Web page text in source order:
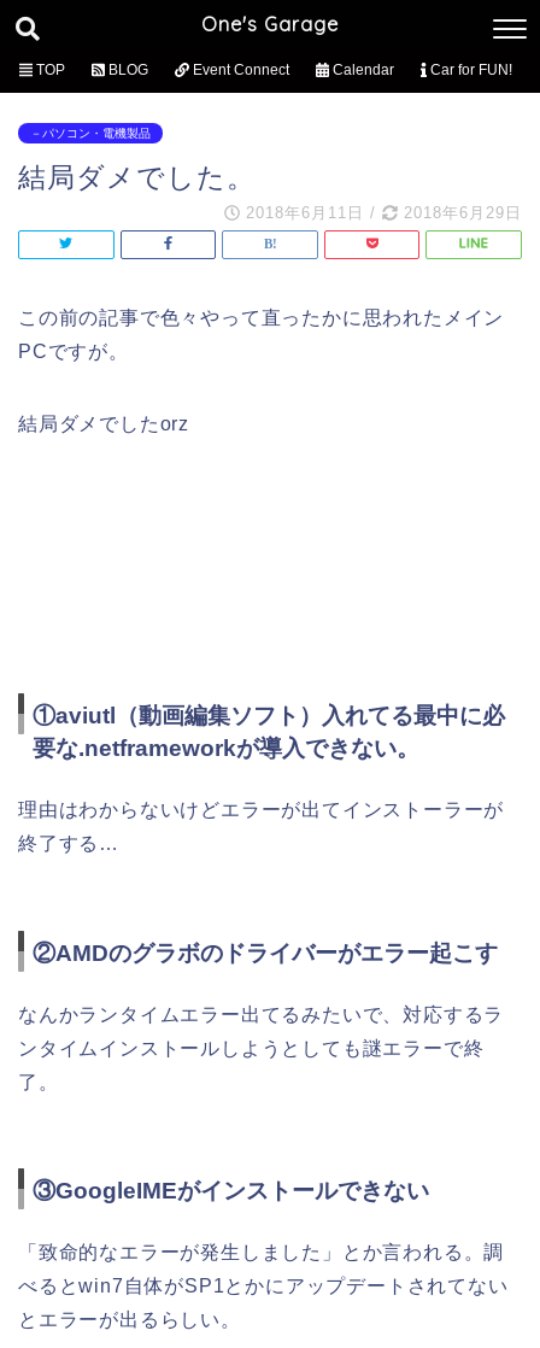
One's Garage
TOP BLOG Event Connect Calendar Car for FUN!
－パソコン・電機製品
結局ダメでした。
2018年6月11日 / 2018年6月29日
この前の記事で色々やって直ったかに思われたメイン
PCですが。
結局ダメでしたorz
①aviutl（動画編集ソフト）入れてる最中に必
要な.netframeworkが導入できない。
理由はわからないけどエラーが出てインストーラーが
終了する…
②AMDのグラボのドライバーがエラー起こす
なんかランタイムエラー出てるみたいで、対応するラ
ンタイムインストールしようとしても謎エラーで終
了。
③GoogleIMEがインストールできない
「致命的なエラーが発生しました」とか言われる。調
べるとwin7自体がSP1とかにアップデートされてない
とエラーが出るらしい。